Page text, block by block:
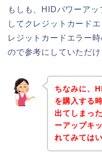
もしも、HIDパワーア
してクレジットカード
レジットカードエラー
ので参考にしていただけ
ちなみに、
を購入する
出てしまっ
ーアップキ
れてみては